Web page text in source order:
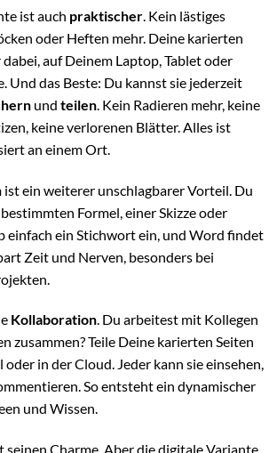
ist auch praktischer. Kein lästiges
oder Heften mehr. Deine karierten
auf Deinem Laptop, Tablet oder
Und das Beste: Du kannst sie jederzeit
und teilen. Kein Radieren mehr, keine
keine verlorenen Blätter. Alles ist
an einem Ort.
ist ein weiterer unschlagbarer Vorteil. Du
Formel, einer Skizze oder
einfach ein Stichwort ein, und Word findet
Zeit und Nerven, besonders bei
Kollaboration. Du arbeitest mit Kollegen
zusammen? Teile Deine karierten Seiten
in der Cloud. Jeder kann sie einsehen,
So entsteht ein dynamischer
und Wissen.
seinen Charme. Aber die digitale Variante